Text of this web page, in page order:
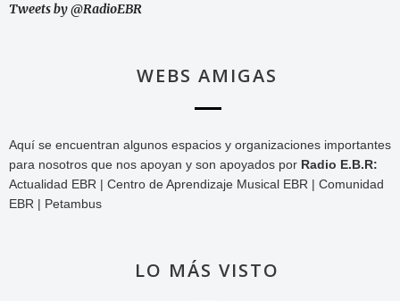
Tweets by @RadioEBR
WEBS AMIGAS
Aquí se encuentran algunos espacios y organizaciones importantes
para nosotros que nos apoyan y son apoyados por Radio E.B.R:
Actualidad EBR | Centro de Aprendizaje Musical EBR | Comunidad
EBR | Petambus
LO MÁS VISTO